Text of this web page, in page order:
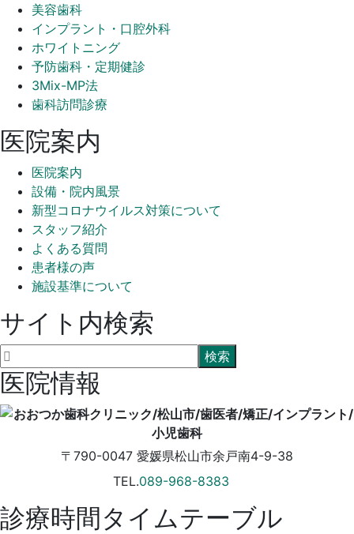
美容歯科
インプラント・口腔外科
ホワイトニング
予防歯科・定期健診
3Mix-MP法
歯科訪問診療
医院案内
医院案内
設備・院内風景
新型コロナウイルス対策について
スタッフ紹介
よくある質問
患者様の声
施設基準について
サイト内検索
医院情報
〒790-0047 愛媛県松山市余戸南4-9-38
TEL.089-968-8383
診療時間タイムテーブル